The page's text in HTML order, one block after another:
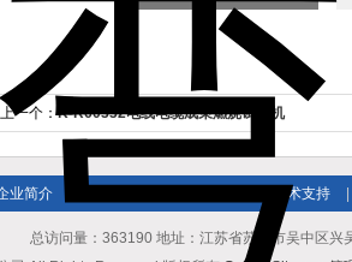
上一个：K-R60332电线电缆成束燃烧试验机
业简介 | 技术支持
总访问量：363190 地址：江苏省苏州市吴中区兴